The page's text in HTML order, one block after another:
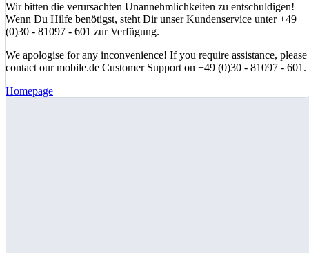
Wir bitten die verursachten Unannehmlichkeiten zu entschuldigen!
Wenn Du Hilfe benötigst, steht Dir unser Kundenservice unter +49
(0)30 - 81097 - 601 zur Verfügung.
We apologise for any inconvenience! If you require assistance, please
contact our mobile.de Customer Support on +49 (0)30 - 81097 - 601.
Homepage